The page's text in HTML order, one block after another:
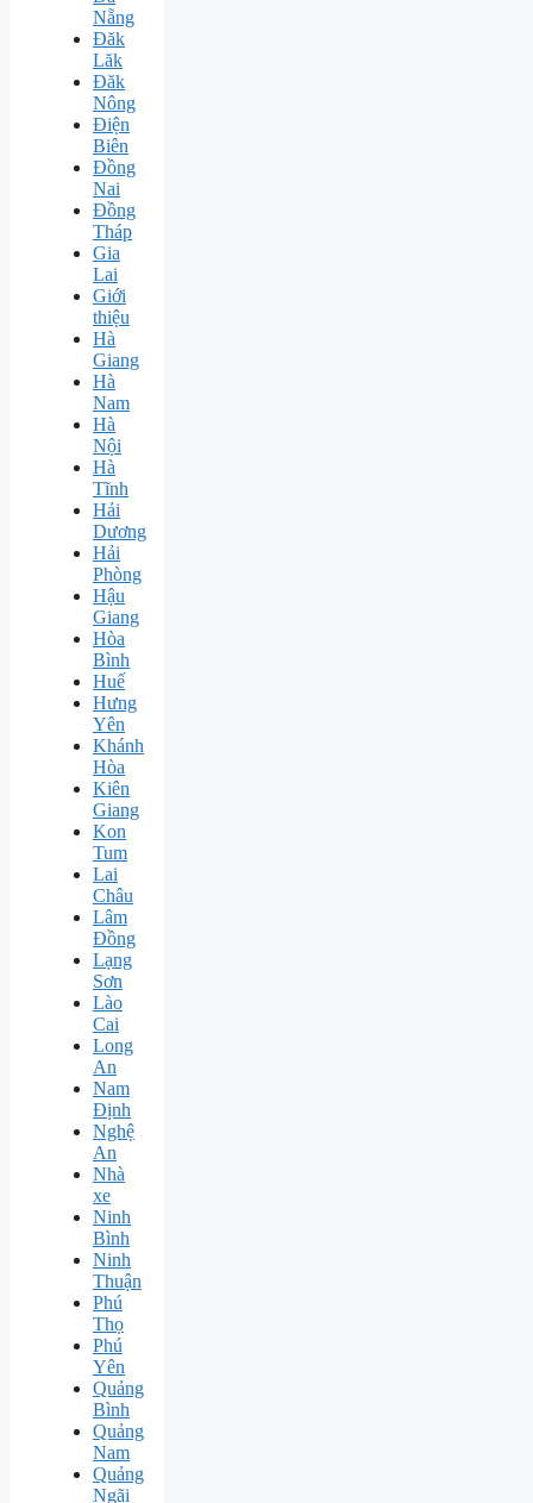
Nẵng
Đăk
Lăk
Đăk
Nông
Điện
Biên
Đồng
Nai
Đồng
Tháp
Gia
Lai
Giới
thiệu
Hà
Giang
Hà
Nam
Hà
Nội
Hà
Tĩnh
Hải
Dương
Hải
Phòng
Hậu
Giang
Hòa
Bình
Huế
Hưng
Yên
Khánh
Hòa
Kiên
Giang
Kon
Tum
Lai
Châu
Lâm
Đồng
Lạng
Sơn
Lào
Cai
Long
An
Nam
Định
Nghệ
An
Nhà
xe
Ninh
Bình
Ninh
Thuận
Phú
Thọ
Phú
Yên
Quảng
Bình
Quảng
Nam
Quảng
Ngãi